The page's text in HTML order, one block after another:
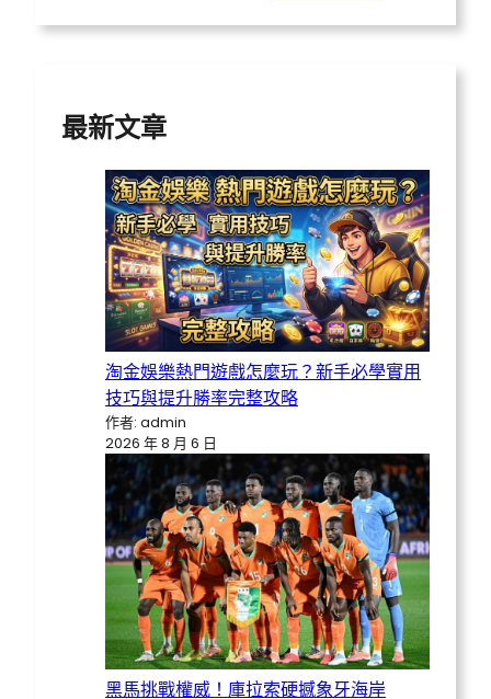
最新文章
淘金娛樂熱門遊戲怎麼玩？新手必學實用
技巧與提升勝率完整攻略
作者: admin
2026 年 8 月 6 日
黑馬挑戰權威！庫拉索硬撼象牙海岸